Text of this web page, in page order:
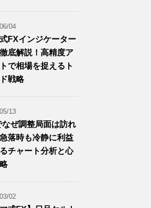
04
FXインジケーター
底解説！高精度ア
で相場を捉えるト
戦略
13
なぜ調整局面は訪れ
落時も冷静に利益
チャート分析と心
02